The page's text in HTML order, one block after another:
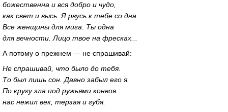
божественна и вся добро и чудо,
как свет и высь. Я рвусь к тебе со дна.
Все женщины для мига. Ты одна
для вечности. Лицо твое на фресках...
А потому о прежнем — не спрашивай:
Не спрашивай, что было до тебя.
То был лишь сон. Давно забыл его я.
По кругу зла под ружьями конвоя
нас нежил век, терзая и губя.